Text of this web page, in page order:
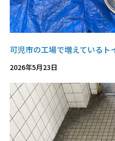
可児市の工場で増えているト
2026年5月23日